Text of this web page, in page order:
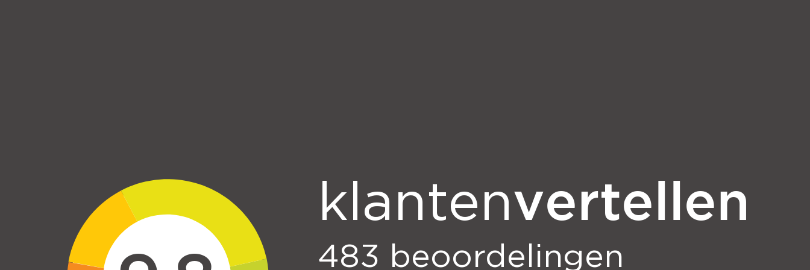
klantenvertellen
483 beoordelingen